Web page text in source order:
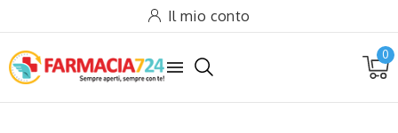
Il mio conto

0